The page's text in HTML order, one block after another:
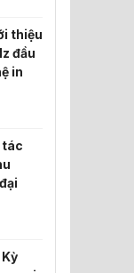
thiệu
đầu
in
tác